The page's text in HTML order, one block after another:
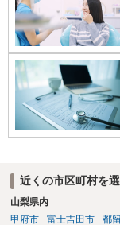
近くの市区町村を
山梨県内
甲府市
富士吉田市 都